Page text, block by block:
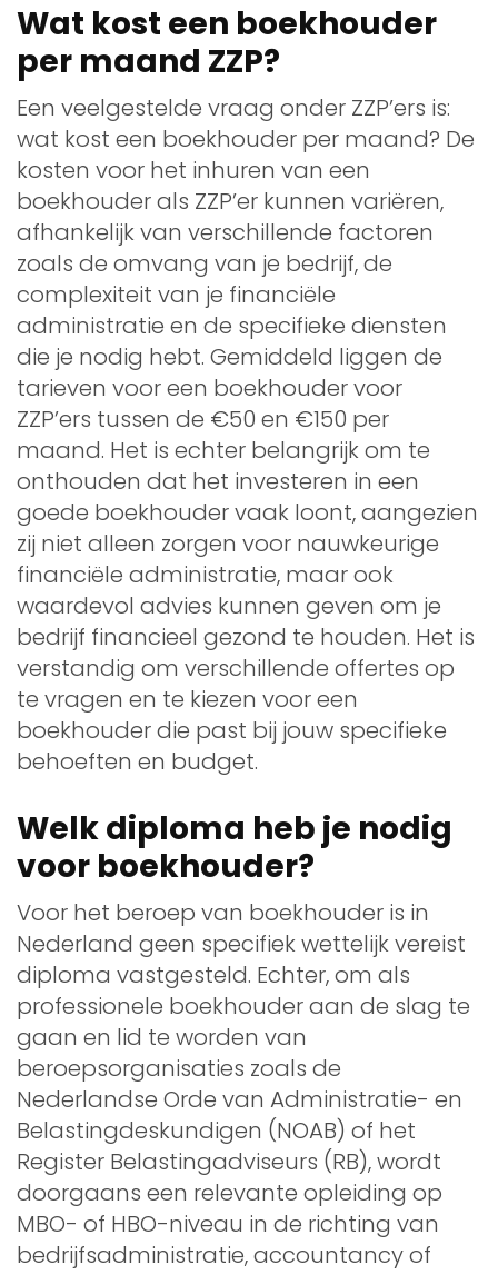
Wat kost een boekhouder
per maand ZZP?
Een veelgestelde vraag onder ZZP’ers is:
wat kost een boekhouder per maand? De
kosten voor het inhuren van een
boekhouder als ZZP’er kunnen variëren,
afhankelijk van verschillende factoren
zoals de omvang van je bedrijf, de
complexiteit van je financiële
administratie en de specifieke diensten
die je nodig hebt. Gemiddeld liggen de
tarieven voor een boekhouder voor
ZZP’ers tussen de €50 en €150 per
maand. Het is echter belangrijk om te
onthouden dat het investeren in een
goede boekhouder vaak loont, aangezien
zij niet alleen zorgen voor nauwkeurige
financiële administratie, maar ook
waardevol advies kunnen geven om je
bedrijf financieel gezond te houden. Het is
verstandig om verschillende offertes op
te vragen en te kiezen voor een
boekhouder die past bij jouw specifieke
behoeften en budget.
Welk diploma heb je nodig
voor boekhouder?
Voor het beroep van boekhouder is in
Nederland geen specifiek wettelijk vereist
diploma vastgesteld. Echter, om als
professionele boekhouder aan de slag te
gaan en lid te worden van
beroepsorganisaties zoals de
Nederlandse Orde van Administratie- en
Belastingdeskundigen (NOAB) of het
Register Belastingadviseurs (RB), wordt
doorgaans een relevante opleiding op
MBO- of HBO-niveau in de richting van
bedrijfsadministratie, accountancy of